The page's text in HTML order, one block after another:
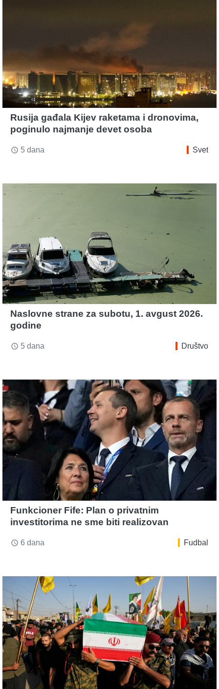
Rusija gađala Kijev raketama i dronovima,
poginulo najmanje devet osoba
access_time 5 dana Svet
Naslovne strane za subotu, 1. avgust 2026.
godine
access_time 5 dana Društvo
Funkcioner Fife: Plan o privatnim
investitorima ne sme biti realizovan
access_time 6 dana Fudbal